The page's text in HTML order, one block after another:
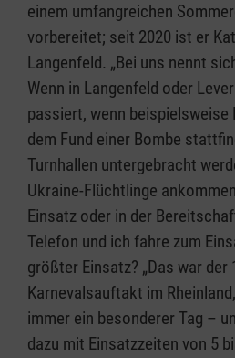
einem umfangreichen
vorbereitet; seit 2020 ist er
Langenfeld. „Bei uns nennt
Wenn in Langenfeld oder
passiert, wenn beispielsweise
dem Fund einer Bombe
Turnhallen untergebracht
Ukraine-Flüchtlinge
Einsatz oder in der
Telefon und ich fahre zum
größter Einsatz? „Das war der
Karnevalsauftakt im
immer ein besonderer Tag –
dazu mit Einsatzzeiten von 5